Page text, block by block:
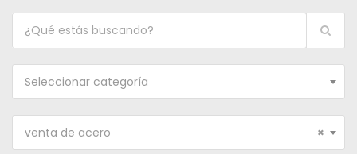
Seleccionar categoría
×
venta de acero